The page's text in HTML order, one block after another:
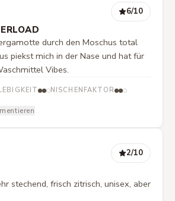
6/10
durch den Moschus total
piekst mich in der Nase und hat für
Vibes.
NISCHENFAKTOR
2/10
stechend, frisch zitrisch, unisex, aber